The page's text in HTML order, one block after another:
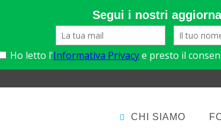
CHI SIAMO